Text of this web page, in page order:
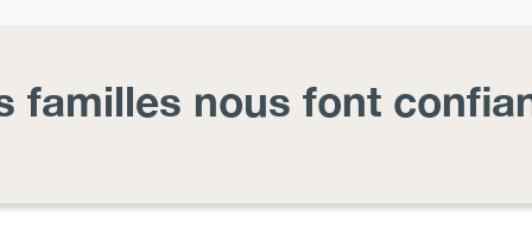
familles nous font